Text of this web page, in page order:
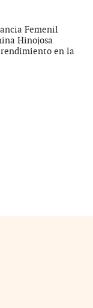
Femenil
Hinojosa
en la